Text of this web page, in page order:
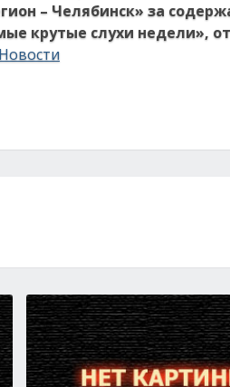
– Челябинск» за
крутые слухи недели»,
Новости